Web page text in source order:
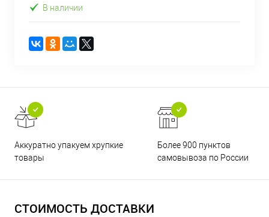
В наличии
Аккуратно упакуем хрупкие
товары
Более 900 пунктов
самовывоза по России
СТОИМОСТЬ ДОСТАВКИ